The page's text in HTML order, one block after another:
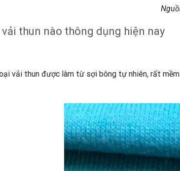
thun nào thông dụng hiện nay
vải thun được làm từ sợi bông tự nhiên, rất